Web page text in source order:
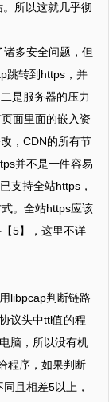
所以这就几乎彻
多安全问题，但
跳转到https，并
是服务器的压力
面里面的嵌入资
，CDN的所有节
并不是一件容易
支持全站https，
。全站https应该
5】，这里不详
libpcap判断链路
议头中ttl值的程
脑，所以没有机
程序，如果判断
且相差5以上，